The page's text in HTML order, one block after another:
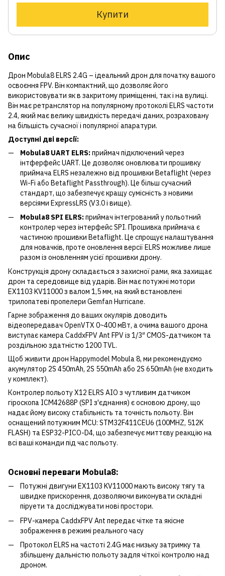
Купити
Опис
Дрон Mobula8 ELRS 2.4G – ідеальний дрон для початку вашого
освоєння FPV. Він компактний, що дозволяє його
використовувати як в закритому приміщенні, так і на вулиці.
Він має ретранслятор на популярному протоколі ELRS частоти
2.4, який має велику швидкість передачі даних, розраховану
на більшість сучасної і популярної апаратури.
Доступні дві версії:
Mobula8 UART ELRS:приймач підключений через
інтферфейс UART. Це дозволяє оновлювати прошивку
приймача ELRS незалежно від прошивки Betaflight (через
Wi-Fi або Betaflight Passthrough). Це більш сучасний
стандарт, що забезпечує кращу сумісність з новими
версіями ExpressLRS (V3.0 і вище).
Mobula8 SPI ELRS:приймач інтегрований у польотний
контролер через інтерфейс SPI. Прошивка приймача є
частиною прошивки Betaflight. Це спрощує налаштування
для новачків, проте оновлення версії ELRS можливе лише
разом із оновленням усієї прошивки дрону.
Конструкція дрону складається з захисної рами, яка захищає
дрон та середовище від ударів. Він має потужні мотори
EX1103 KV11000 з валом 1,5 мм, на який встановлені
трилопатеві пропелери Gemfan Hurricane.
Гарне зображення до ваших окулярів доводить
відеопередавач OpenVTX 0~400 мВт, а очима вашого дрона
виступає камера CaddxFPV Ant FPV із 1/3″ CMOS-датчиком та
роздільною здатністю 1200 TVL.
Щоб живити дрон Happymodel Mobula 8, ми рекомендуємо
акумулятор 2S 450mAh, 2S 550mAh або 2S 650mAh (не входить
у комплект).
Контролер польоту X12 ELRS AIO з чутливим датчиком
гіроскопа ICM42688P (SPI з'єднання) є основою дрону, що
надає йому високу стабільність та точність польоту. Він
оснащений потужним MCU: STM32F411CEU6 (100MHZ, 512K
FLASH) та ESP32-PICO-D4, що забезпечує миттєву реакцію на
всі ваші команди під час польоту.
Основні переваги Mobula8:
Потужні двигуни EX1103 KV11000 мають високу тягу та
швидке прискорення, дозволяючи виконувати складні
піруети та досліджувати нові простори.
FPV-камера CaddxFPV Ant передає чітке та якісне
зображення в режимі реального часу
Протокол ELRS на частоті 2.4G має низьку затримку та
збільшену дальністю польоту задля чіткої контролю над
дроном.